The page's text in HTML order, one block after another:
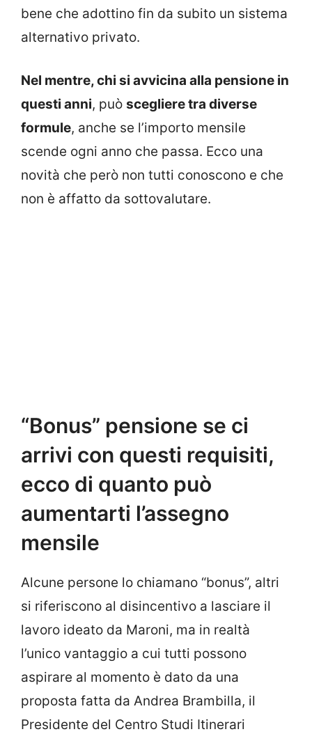
bene che adottino fin da subito un sistema
alternativo privato.
Nel mentre, chi si avvicina alla pensione in
questi anni, può scegliere tra diverse
formule, anche se l’importo mensile
scende ogni anno che passa. Ecco una
novità che però non tutti conoscono e che
non è affatto da sottovalutare.
“Bonus” pensione se ci
arrivi con questi requisiti,
ecco di quanto può
aumentarti l’assegno
mensile
Alcune persone lo chiamano “bonus”, altri
si riferiscono al disincentivo a lasciare il
lavoro ideato da Maroni, ma in realtà
l’unico vantaggio a cui tutti possono
aspirare al momento è dato da una
proposta fatta da Andrea Brambilla, il
Presidente del Centro Studi Itinerari